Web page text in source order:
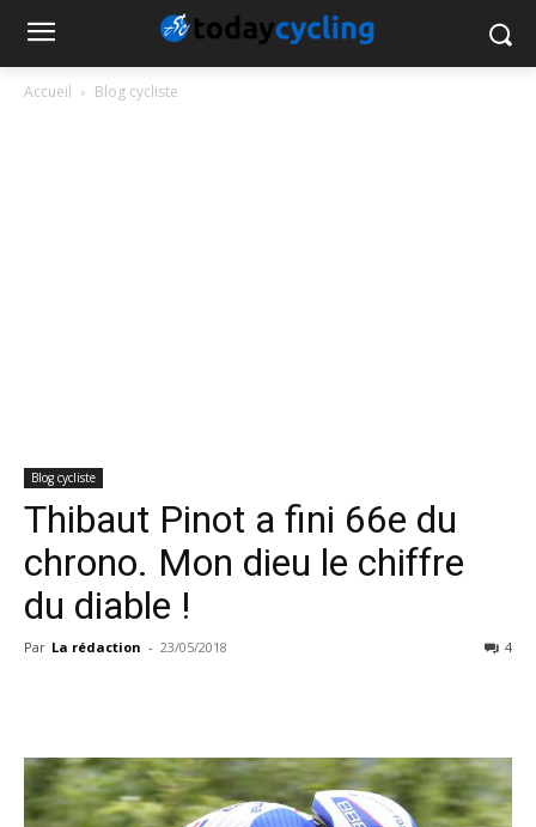
Accueil Blog cycliste
Blog cycliste
Thibaut Pinot a fini 66e du
chrono. Mon dieu le chiffre
du diable !
Par La rédaction - 23/05/2018 4